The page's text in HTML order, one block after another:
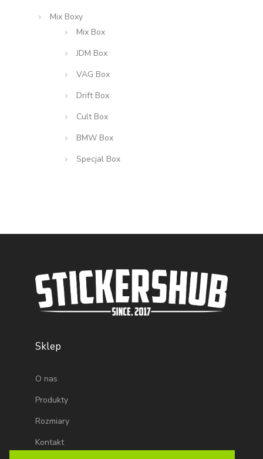
Mix Boxy
Mix Box
JDM Box
VAG Box
Drift Box
Cult Box
BMW Box
Specjal Box
Sklep
O nas
Produkty
Rozmiary
Kontakt